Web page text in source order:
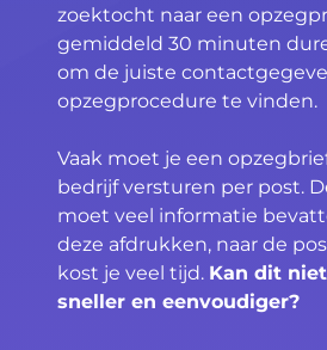
zoektocht naar een
gemiddeld 30 minuten
om de juiste
opzegprocedure te vinden.
Vaak moet je een
bedrijf versturen per post.
moet veel informatie
deze afdrukken, naar de
kost je veel tijd. Kan dit
sneller en eenvoudiger?